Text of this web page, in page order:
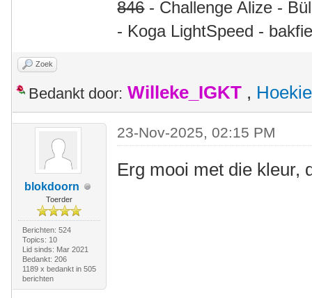
846- Challenge Alize -
- Koga LightSpeed -
Zoek
Bedankt door: Willeke_IGKT , Hoekie
blokdoorn
Toerder
Berichten: 524
Topics: 10
Lid sinds: Mar 2021
Bedankt: 206
1189 x bedankt in 505
berichten
23-Nov-2025, 02:15 PM
Erg mooi met die kleur,